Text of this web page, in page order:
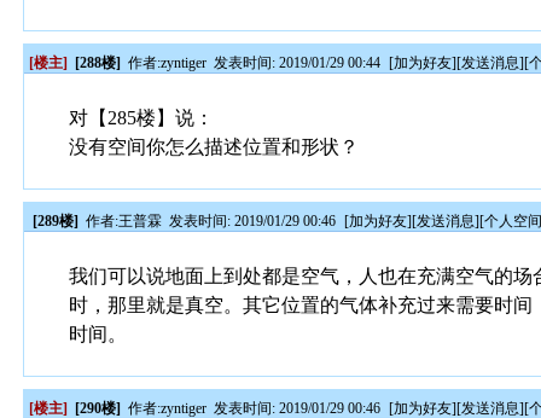
[楼主] [288楼] 作者:zyntiger 发表时间: 2019/01/29 00:44 [加为好友][发送消息][
对【285楼】说：
没有空间你怎么描述位置和形状？
[289楼] 作者:王普霖 发表时间: 2019/01/29 00:46 [加为好友][发送消息][个人空
我们可以说地面上到处都是空气，人也在充满空气的
时，那里就是真空。其它位置的气体补充过来需要时
时间。
[楼主] [290楼] 作者:zyntiger 发表时间: 2019/01/29 00:46 [加为好友][发送消息][